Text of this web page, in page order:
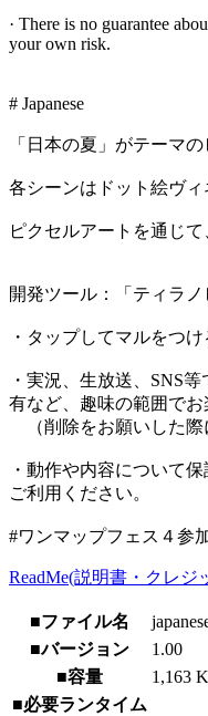
· There is no guarantee
your own risk.
# Japanese
「日本の夏」がテーマ
各シーンはドット絵ヴィ
ピクセルアートを通じ
開発ツール：「ティラノ
・タップしてマルをつ
・実況、生放送、SNS
有など、趣味の範囲でお
（削除をお願いした際
・動作や内容について
ご利用ください。
#ワンマップフェス４参
ReadMe(説明書・クレジ
■ファイル名
■バージョン
1.00
■容量
1,163
■必要ランタイム